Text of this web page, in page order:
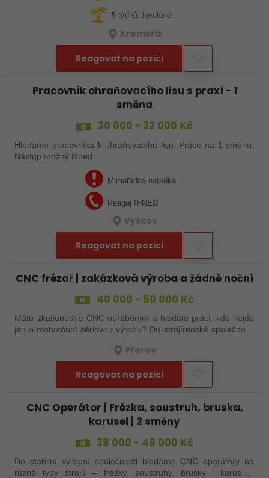
5 týdnů dovolené
Kroměříž
Reagovat na pozici
Pracovník ohraňovacího lisu s praxí - 1
směna
30 000 - 32 000 Kč
Hledáme pracovníka k ohraňovacího lisu. Práce na 1 směnu.
Nástup možný ihned.
Mimořádná nabídka
Reaguj IHNED
Vyškov
Reagovat na pozici
CNC frézař | zakázková výroba a žádné noční
40 000 - 50 000 Kč
Máte zkušenost s CNC obráběním a hledáte práci, kde nejde
jen o monotónní sériovou výrobu? Do strojírenské společnosti
Přerov
Reagovat na pozici
CNC Operátor | Frézka, soustruh, bruska,
karusel | 2 směny
38 000 - 48 000 Kč
Do stabilní výrobní společnosti hledáme CNC operátory na
různé typy strojů – frézky, soustruhy, brusky i karusely.